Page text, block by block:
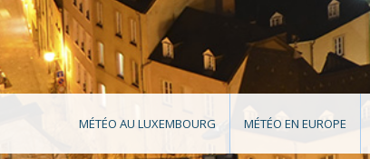
MÉTÉO AU LUXEMBOURG MÉTÉO EN EUROPE